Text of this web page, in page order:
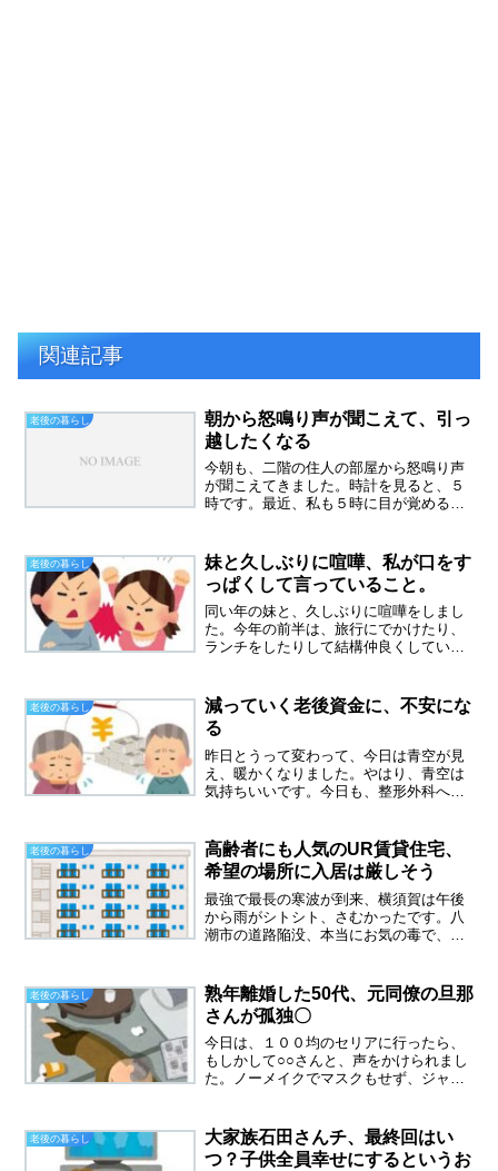
関連記事
老後の暮らし
朝から怒鳴り声が聞こえて、引っ
越したくなる
今朝も、二階の住人の部屋から怒鳴り声
が聞こえてきました。時計を見ると、５
時です。最近、私も５時に目が覚めるよ
もつらい所です。夜も怒鳴っているし、
物をバンバンたたく音もし...
老後の暮らし
妹と久しぶりに喧嘩、私が口をす
っぱくして言っていること。
同い年の妹と、久しぶりに喧嘩をしまし
た。今年の前半は、旅行にでかけたり、
ランチをしたりして結構仲良くしていた
た。三か月に一回とか、直接会ってでは
なくLINE上で、喧嘩にな...
老後の暮らし
減っていく老後資金に、不安にな
る
昨日とうって変わって、今日は青空が見
え、暖かくなりました。やはり、青空は
気持ちいいです。今日も、整形外科へリ
んとイライラしてきました。やはり、完
治までは、６か月かかるの...
老後の暮らし
高齢者にも人気のUR賃貸住宅、
希望の場所に入居は厳しそう
最強で最長の寒波が到来、横須賀は午後
から雨がシトシト、さむかったです。八
潮市の道路陥没、本当にお気の毒で、早
ィアでは言っていたけれど、怖いです。
元わが家も、古くなった水...
老後の暮らし
熟年離婚した50代、元同僚の旦那
さんが孤独〇
今日は、１００均のセリアに行ったら、
もしかして○○さんと、声をかけられまし
た。ノーメイクでマスクもせず、ジャー
ないですね。今日会った元同僚は、３０
代のシングルマザーで...
老後の暮らし
大家族石田さんチ、最終回はい
つ？子供全員幸せにするというお